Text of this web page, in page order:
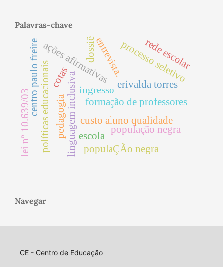
Palavras-chave
linguagem inclusiva custo aluno qualidade
erivalda torres
ações afirmativas
cotas processo seletivo
ingresso
políticas educacionais
entrevista.
formação de professores
população negra
centro paulo freire rede escolar
pedagogia
lei nº 10.639/03 escola
populaÇÃo negra
dossiê
Navegar
CE - Centro de Educação